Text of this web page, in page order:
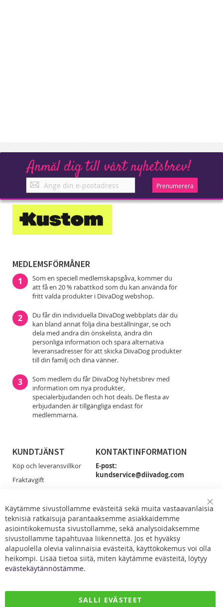
Anmäl dig till vårt nyhetsbrev!
Anmäl
dig
till
vårt
nyhetsbrev!
Prenumerera
MEDLEMSFÖRMÅNER
1
Som en speciell medlemskapsgåva, kommer du
att få en 20 % rabattkod som du kan använda för
fritt valda produkter i DiivaDog webshop.
2
Du får din individuella DiivaDog webbplats där du
kan bland annat följa dina beställningar, se och
dela med andra din önskelista, ändra din
personliga information och spara alternativa
leveransadresser för att skicka DiivaDog produkter
till din familj och dina vänner.
3
Som medlem du får DiivaDog Nyhetsbrev med
information om nya produkter,
specialerbjudanden och hot deals. De flesta av
erbjudanden är tillgängliga endast för
medlemmarna.
KUNDTJÄNST
Köp och leveransvillkor
Fraktavgift
Dataskydd
Kontakta oss
KONTAKTINFORMATION
E-post:
kundservice@diivadog.com
Facebook
DiivaDog & Co.
Kirjurintie 16
Käytämme sivustollamme evästeitä sekä muita vastaavanlaisia
teknisiä ratkaisuja parantaaksemme asiakkaidemme
asiointikokemusta sivustollamme, sekä analysoidaksemme
sivustollamme tapahtuvaa liikennettä. Jos et hyväksy
alapuolella olevia valinnaisia evästeitä, käyttökokemus voi olla
heikompi. Lisää tietoa siitä, miten käytämme evästeitä, löytyy
evästekäytännöstämme.
SALLI EVÄSTEET